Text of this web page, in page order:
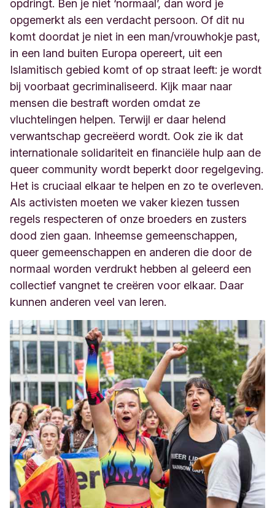
opdringt. Ben je niet ‘normaal’, dan word je
opgemerkt als een verdacht persoon. Of dit nu
komt doordat je niet in een man/vrouwhokje past,
in een land buiten Europa opereert, uit een
Islamitisch gebied komt of op straat leeft: je wordt
bij voorbaat gecriminaliseerd. Kijk maar naar
mensen die bestraft worden omdat ze
vluchtelingen helpen. Terwijl er daar helend
verwantschap gecreëerd wordt. Ook zie ik dat
internationale solidariteit en financiële hulp aan de
queer community wordt beperkt door regelgeving.
Het is cruciaal elkaar te helpen en zo te overleven.
Als activisten moeten we vaker kiezen tussen
regels respecteren of onze broeders en zusters
dood zien gaan. Inheemse gemeenschappen,
queer gemeenschappen en anderen die door de
normaal worden verdrukt hebben al geleerd een
collectief vangnet te creëren voor elkaar. Daar
kunnen anderen veel van leren.